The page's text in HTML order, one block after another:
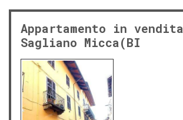
Appartamento in
Sagliano Micca(BI